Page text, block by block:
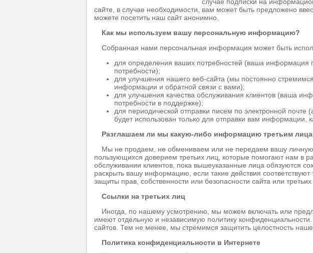
сайте, в случае необходимости, вам может быть предложено
можете посетить наш сайт анонимно.
Как мы используем вашу персональную информацию?
Собранная нами персональная информация может быть
для определения ваших потребностей (ваша информация
потребности);
для улучшения нашего веб-сайта (мы постоянно
информации и обратной связи с вами);
для улучшения качества обслуживания клиентов (ваша
потребности в поддержке);
для периодической отправки писем по электронной почте
будет использован только для отправки вам информации,
Разглашаем ли мы какую-либо информацию третьим
Мы не продаем, не обмениваем или не передаем вашу
пользующихся доверием третьих лиц, которые помогают нам в
обслуживании клиентов, пока вышеуказанные лица обязуются
раскрыть вашу информацию, если такие действия
защиты прав, собственности или безопасности сайта или третьих
Ссылки на третьих лиц
Иногда, по нашему усмотрению, мы можем включать или
имеют отдельную и независимую политику
сайтов. Тем не менее, мы стремимся защитить целостность
Политика конфиденциальности в Интернете